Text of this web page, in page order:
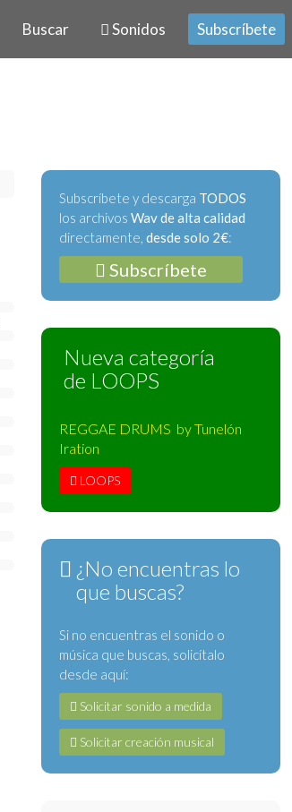
Buscar Sonidos Subscríbete
Subscríbete y descarga TODOS
los archivos Wav de alta calidad
directamente, desde solo 2€:
Subscríbete
Nueva categoría
de LOOPS
REGGAE DRUMS by Tunelón
Iration
LOOPS
¿No encuentras lo
que buscas?
Si no encuentras el sonido o
música que buscas, solicítalo
desde aquí:
Solicitar sonido a medida
Solicitar creación musical